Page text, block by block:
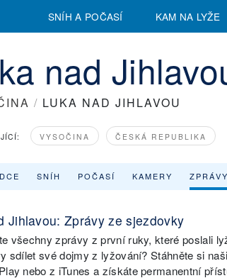
SNÍH A POČASÍ KAM NA LYŽE
nad
/ LUKA NAD JIHLAVOU
VYSOČINA ČESKÁ REPUBLIKA
SNÍH POČASÍ KAMERY
Jihlavou: Zprávy ze sjezdovky
všechny zprávy z první ruky, které poslali
sdílet své dojmy z lyžování? Stáhněte si
nebo z iTunes a získáte permanentní